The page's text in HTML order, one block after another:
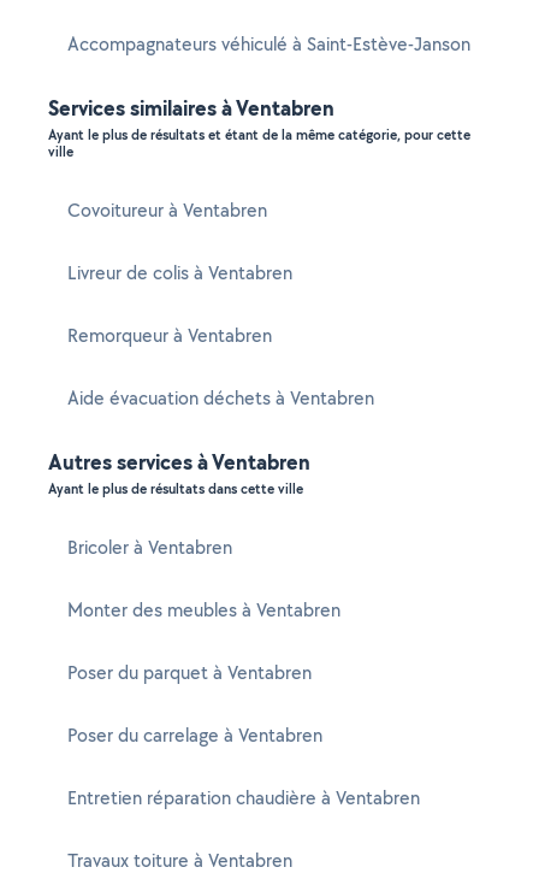
Accompagnateurs véhiculé à Saint-Estève-Janson
Services similaires à Ventabren
Ayant le plus de résultats et étant de la même catégorie, pour cette
ville
Covoitureur à Ventabren
Livreur de colis à Ventabren
Remorqueur à Ventabren
Aide évacuation déchets à Ventabren
Autres services à Ventabren
Ayant le plus de résultats dans cette ville
Bricoler à Ventabren
Monter des meubles à Ventabren
Poser du parquet à Ventabren
Poser du carrelage à Ventabren
Entretien réparation chaudière à Ventabren
Travaux toiture à Ventabren